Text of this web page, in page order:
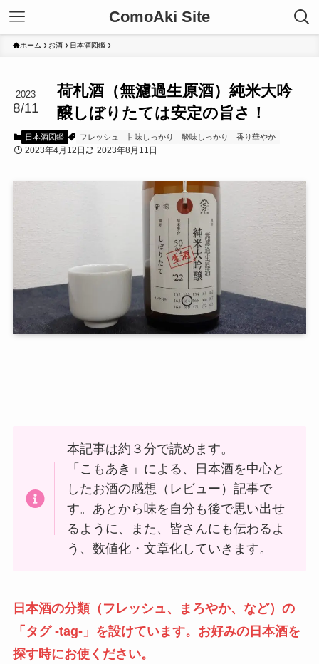
ComoAki Site
ホーム お酒 日本酒図鑑
荷札酒（無濾過生原酒）純米大吟
醸しぼりたては安定の旨さ！
2023
8/11
日本酒図鑑 フレッシュ 甘味しっかり 酸味しっかり 香り華やか
2023年4月12日 2023年8月11日
本記事は約３分で読めます。
「こもあき」による、日本酒を中心と
したお酒の感想（レビュー）記事で
す。あとから味を自分も後で思い出せ
るように、また、皆さんにも伝わるよ
う、数値化・文章化していきます。
日本酒の分類（フレッシュ、まろやか、など）の
「タグ -tag-」を設けています。お好みの日本酒を
探す時にお使ください。